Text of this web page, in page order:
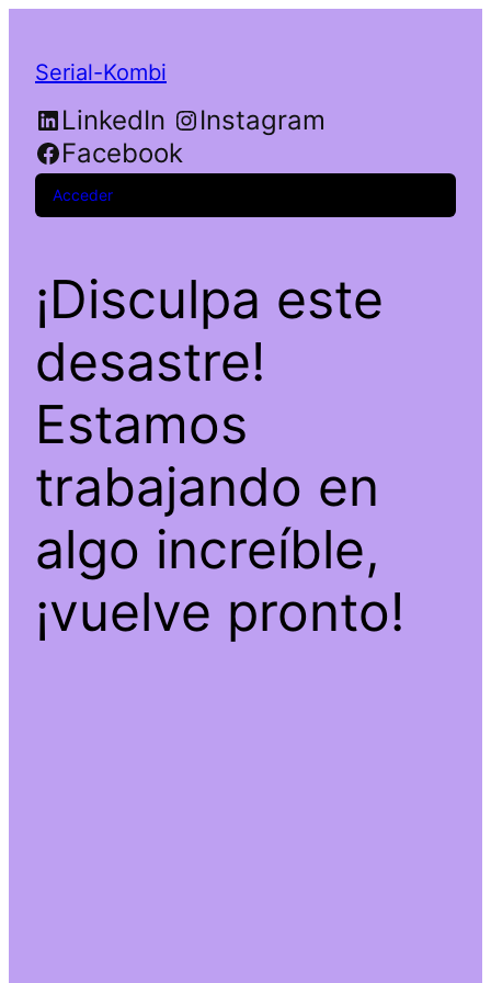
Serial-Kombi
LinkedIn
Instagram
Facebook
Acceder
¡Disculpa este
desastre!
Estamos
trabajando en
algo increíble,
¡vuelve pronto!